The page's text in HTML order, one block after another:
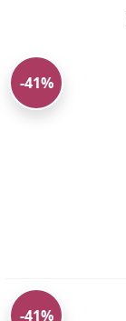
-41%
-41%